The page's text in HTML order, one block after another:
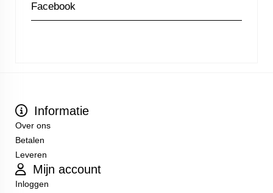
Facebook
Informatie
Over ons
Betalen
Leveren
Mijn account
Inloggen